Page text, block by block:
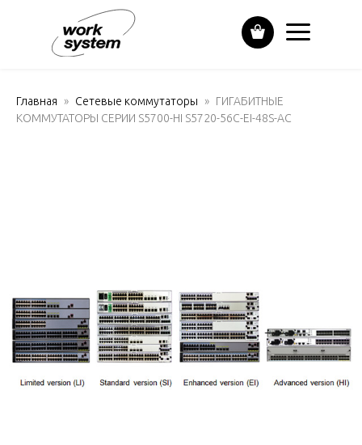
Главная Сетевые коммутаторы
ГИГАБИТНЫЕ
КОММУТАТОРЫ СЕРИИ S5700-HI S5720-56C-EI-48S-AC